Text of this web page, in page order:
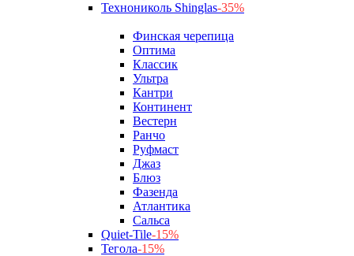
Технониколь Shinglas-35%
Финская черепица
Оптима
Классик
Ультра
Кантри
Континент
Вестерн
Ранчо
Руфмаст
Джаз
Блюз
Фазенда
Атлантика
Сальса
Quiet-Tile-15%
Тегола-15%